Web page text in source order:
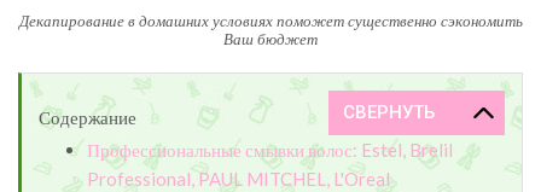
Декапирование в домашних условиях поможет существенно сэкономить
Ваш бюджет
Содержание
Профессиональные смывки волос: Estel, Brelil
Professional, PAUL MITCHEL, L'Oreal